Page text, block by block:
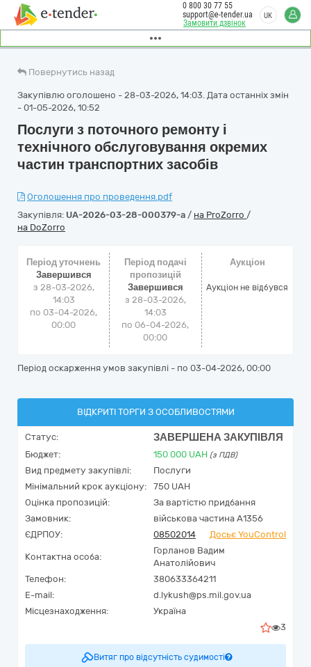
Замовити дзвінок
0 800 30 77 55
support@e-tender.ua
UK
Повернутись назад
Закупівлю оголошено - 28-03-2026, 14:03. Дата останніх змін
- 01-05-2026, 10:52
Послуги з поточного ремонту і
технічного обслуговування окремих
частин транспортних засобів
Оголошення про проведення.pdf
Закупівля: UA-2026-03-28-000379-a / на ProZorro /
на DoZorro
Період уточнень
Завершився
з 28-03-2026,
14:03
по 03-04-2026,
00:00
Період подачі
пропозицій
Завершився
з 28-03-2026,
14:03
по 06-04-2026,
00:00
Аукціон
Аукціон не відбувся
Період оскарження умов закупівлі - по 03-04-2026, 00:00
ВІДКРИТІ ТОРГИ З ОСОБЛИВОСТЯМИ
Статус: ЗАВЕРШЕНА ЗАКУПІВЛЯ
Бюджет: 150 000 UAH (з ПДВ)
Вид предмету закупівлі:
Послуги
Мінімальний крок аукціону:
750 UAH
Оцінка пропозицій:
За вартістю придбання
Замовник:
військова частина А1356
ЄДРПОУ:
08502014 Досьє YouControl
Контактна особа:
Горланов Вадим
Анатолійович
Телефон:
380633364211
E-mail:
d.lykush@ps.mil.gov.ua
Місцезнаходження:
Україна
3
Витяг про відсутність судимості